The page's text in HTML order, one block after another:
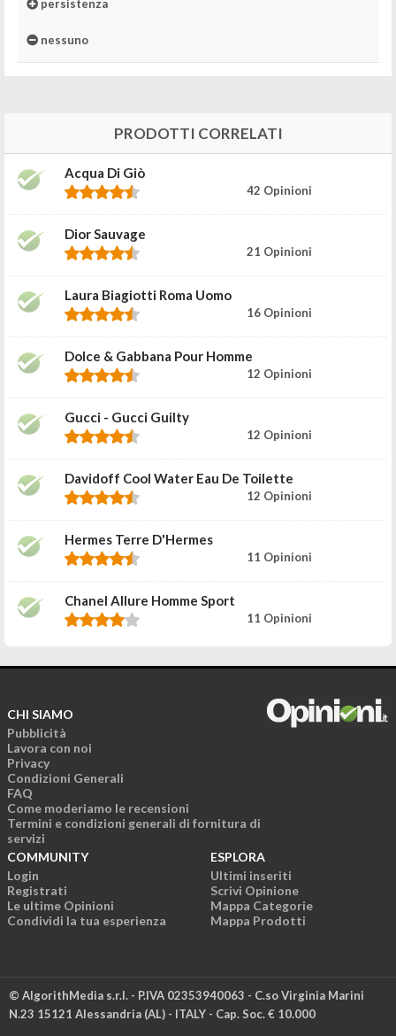
persistenza
nessuno
PRODOTTI CORRELATI
Acqua Di Giò
42 Opinioni
Dior Sauvage
21 Opinioni
Laura Biagiotti Roma Uomo
16 Opinioni
Dolce & Gabbana Pour Homme
12 Opinioni
Gucci - Gucci Guilty
12 Opinioni
Davidoff Cool Water Eau De Toilette
12 Opinioni
Hermes Terre D'Hermes
11 Opinioni
Chanel Allure Homme Sport
11 Opinioni
CHI SIAMO
Pubblicità
Lavora con noi
Privacy
Condizioni Generali
FAQ
Come moderiamo le recensioni
Termini e condizioni generali di fornitura di
servizi
COMMUNITY
Login
Registrati
Le ultime Opinioni
Condividi la tua esperienza
ESPLORA
Ultimi inseriti
Scrivi Opinione
Mappa Categorie
Mappa Prodotti
© AlgorithMedia s.r.l. - P.IVA 02353940063 - C.so Virginia Marini
N.23 15121 Alessandria (AL) - ITALY - Cap. Soc. € 10.000